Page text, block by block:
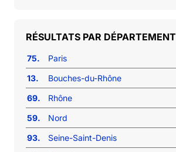
RÉSULTATS PAR DÉPARTEMENT
75.
Paris
13.
Bouches-du-Rhône
69.
Rhône
59.
Nord
93.
Seine-Saint-Denis